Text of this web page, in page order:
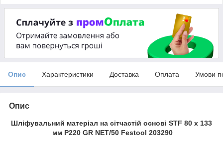
Опис Характеристики Доставка Оплата Умови
Опис
Шліфувальний матеріал на сітчастій основі STF 80 x 133
мм P220 GR NET/50 Festool 203290